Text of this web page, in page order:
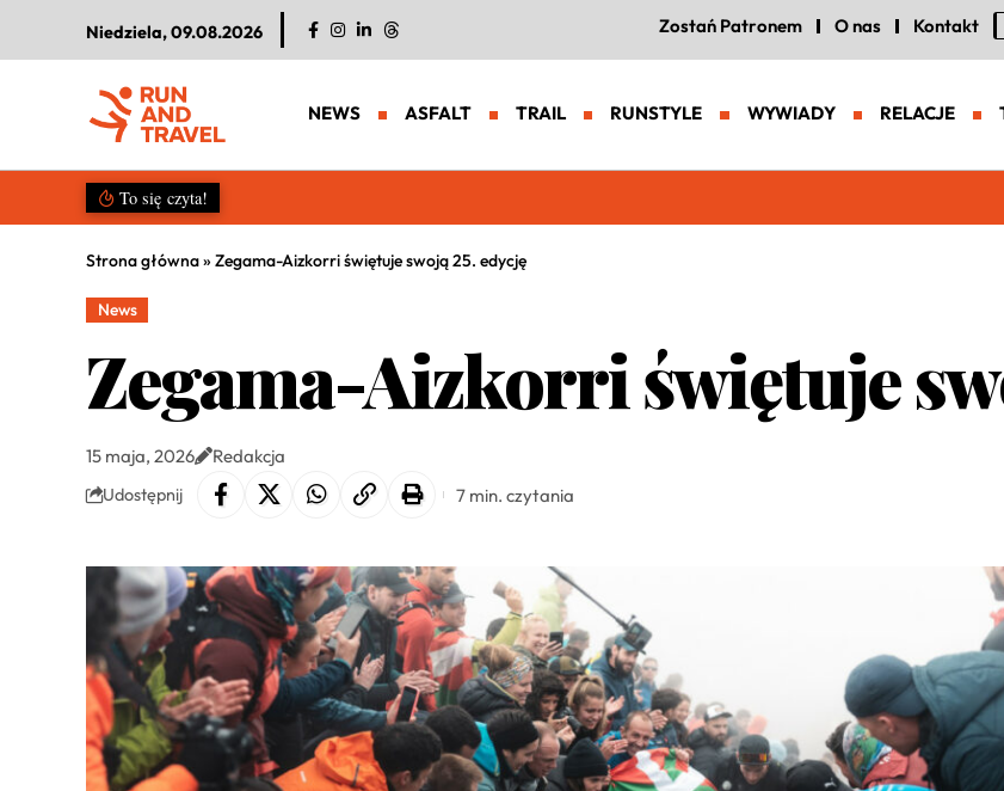
Niedziela, 09.08.2026 Zostań Patronem O nas Kontakt
NEWS ASFALT TRAIL RUNSTYLE WYWIADY RELACJE
To się czyta!
Strona główna» Zegama-Aizkorri świętuje swoją 25. edycję
News
Zegama-Aizkorri świętuje
15 maja, 2026 Redakcja
Udostępnij 7 min. czytania